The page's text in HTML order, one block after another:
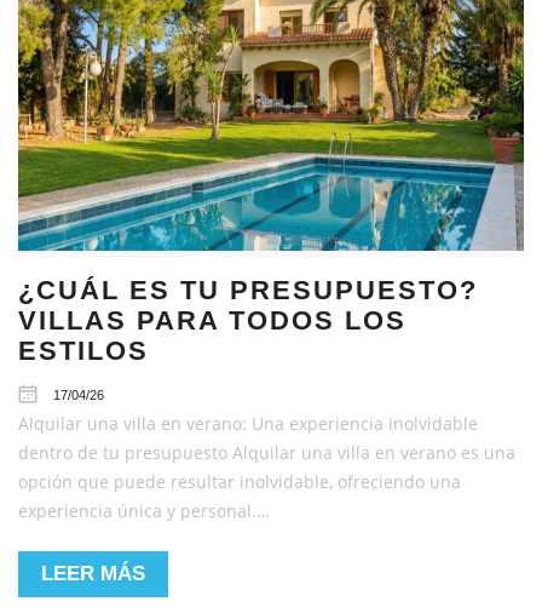
¿CUÁL ES TU PRESUPUESTO?
VILLAS PARA TODOS LOS
ESTILOS
17/04/26
Alquilar una villa en verano: Una experiencia inolvidable
dentro de tu presupuesto Alquilar una villa en verano es una
opción que puede resultar inolvidable, ofreciendo una
experiencia única y personal.…
LEER MÁS